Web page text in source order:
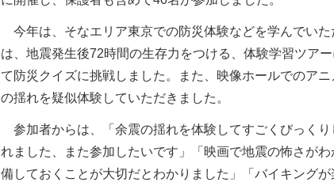
今年は、そなエリア東京での防災体験などを学んでい
は、地震発生後72時間の生存力をつける、体験学習ツア
て防災クイズに挑戦しました。また、映像ホールでのア
の揺れを疑似体験していただきました。
参加者からは、「余震の揺れを体験してすごくびっく
れました、また参加したいです」「映画で地震の怖さが
備しておくことが大切だとわかりました」「バイキング